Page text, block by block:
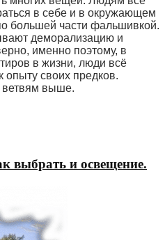
в себе и в окружающем
большей части фальшивкой.
деморализацию и
именно поэтому, в
в жизни, люди всё
опыту своих предков.
ветвям выше.
выбрать и освещение.